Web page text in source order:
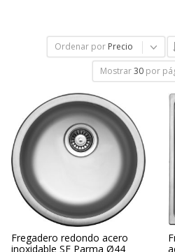
Ordenar por Precio
Mostrar 30 por
Fregadero redondo acero
inoxidable SF Parma Ø44